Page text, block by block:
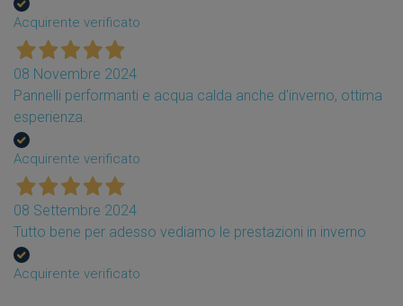
Acquirente verificato
08 Novembre 2024
Pannelli performanti e acqua calda anche d'inverno, ottima
esperienza.
Acquirente verificato
08 Settembre 2024
Tutto bene per adesso vediamo le prestazioni in inverno
Acquirente verificato